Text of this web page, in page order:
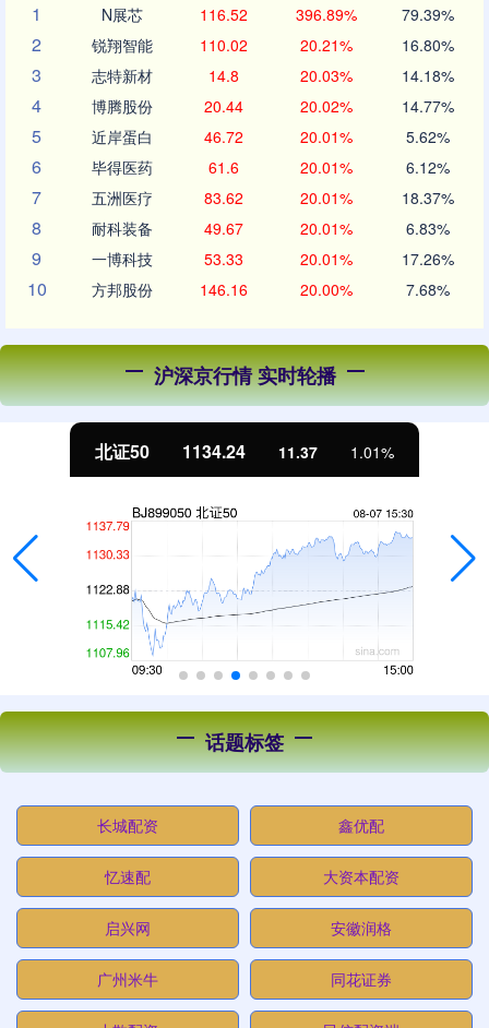
1
N展芯 116.52 396.89% 79.39%
2 锐翔智能 110.02 20.21% 16.80%
3 志特新材 14.8 20.03% 14.18%
4 博腾股份 20.44 20.02% 14.77%
5 近岸蛋白 46.72 20.01% 5.62%
6 毕得医药 61.6 20.01% 6.12%
7 五洲医疗 83.62 20.01% 18.37%
8 耐科装备 49.67 20.01% 6.83%
9 一博科技 53.33 20.01% 17.26%
10 方邦股份 146.16 20.00% 7.68%
沪深京行情 实时轮播
北证50 1134.24 11.37 1.01%
话题标签
长城配资 鑫优配
忆速配 大资本配资
启兴网 安徽润格
广州米牛 同花证券